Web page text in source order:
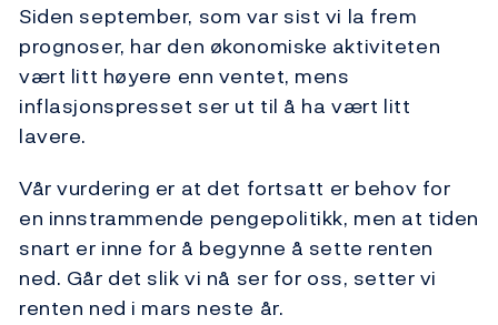
Siden september, som var sist vi la frem
prognoser, har den økonomiske aktiviteten
vært litt høyere enn ventet, mens
inflasjonspresset ser ut til å ha vært litt
lavere.
Vår vurdering er at det fortsatt er behov for
en innstrammende pengepolitikk, men at tiden
snart er inne for å begynne å sette renten
ned. Går det slik vi nå ser for oss, setter vi
renten ned i mars neste år.